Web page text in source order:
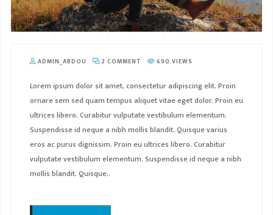
ADMIN_ABDOU 2 COMMENT 690 VIEWS
Lorem ipsum dolor sit amet, consectetur adipiscing elit. Proin
ornare sem sed quam tempus aliquet vitae eget dolor. Proin eu
ultrices libero. Curabitur vulputate vestibulum elementum.
Suspendisse id neque a nibh mollis blandit. Quisque varius
eros ac purus dignissim. Proin eu ultrices libero. Curabitur
vulputate vestibulum elementum. Suspendisse id neque a nibh
mollis blandit. Quisque..